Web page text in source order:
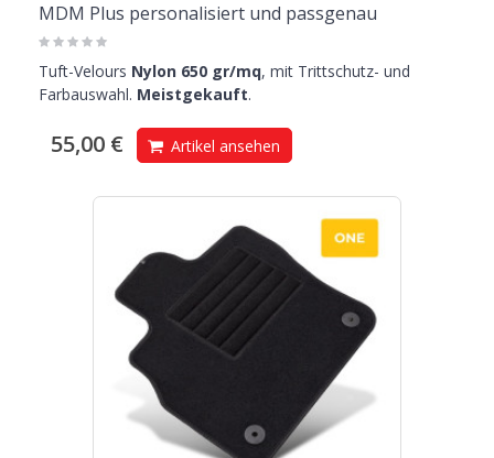
MDM Plus personalisiert und passgenau
Tuft-Velours Nylon 650 gr/mq, mit Trittschutz- und
Farbauswahl. Meistgekauft.
55,00 € Artikel ansehen